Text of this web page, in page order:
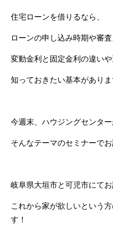
住宅ローンを借りるなら、
ローンの申し込み時期や審査
変動金利と固定金利の違いや
知っておきたい基本がありま
今週末、ハウジングセンタ
そんなテーマのセミナーでお
岐阜県大垣市と可児市にてお
これから家が欲しいという
す！